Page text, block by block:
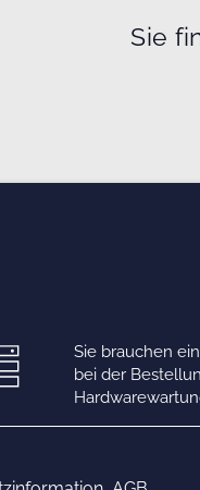
Sie
Sie brauchen
bei der